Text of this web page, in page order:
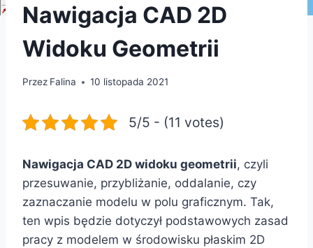
Nawigacja CAD 2D
Widoku Geometrii
Przez Falina 10 listopada 2021
5/5 - (11 votes)
Nawigacja CAD 2D widoku geometrii, czyli
przesuwanie, przybliżanie, oddalanie, czy
zaznaczanie modelu w polu graficznym. Tak,
ten wpis będzie dotyczył podstawowych zasad
pracy z modelem w środowisku płaskim 2D